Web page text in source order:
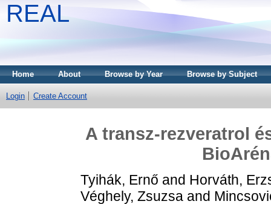
REAL
Home About Browse by Year Browse by Subject
Login Create Account
A transz-rezveratrol
Tyihák, Ernő and Horváth,
Véghely, Zsuzsa and